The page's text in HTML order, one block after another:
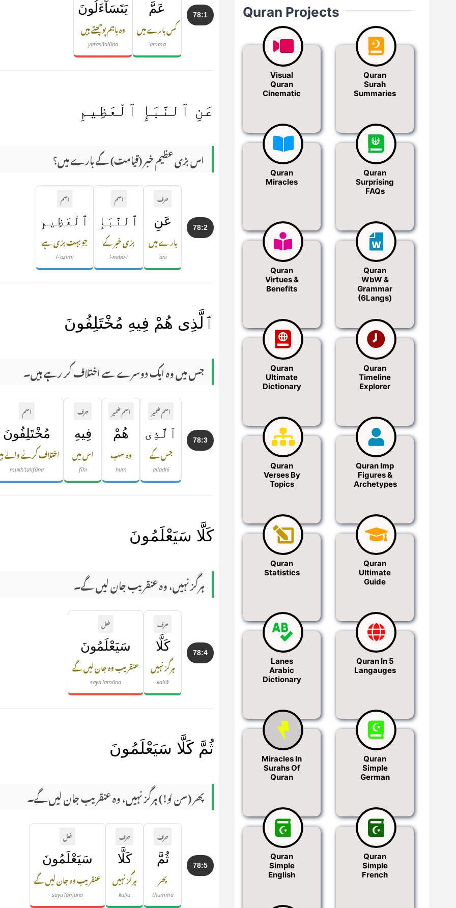
78:1 عَمَّ
کس بارے میں
ʿamma
يَتَسَآءَلُونَ
وہ باہم پوچھتے ہیں
yatasāalūna
عَنِ ٱلنَّبَإِ ٱلْعَظِيمِ
اس بڑی عظیم خبر (قیامت) کے بارے میں؟
78:2
حرف
عَنِ
بارے میں
ʿani
اسم
ٱلنَّبَإِ
بڑی خبر کے
l-naba-i
اسم
ٱلْعَظِيمِ
جو بہت بڑی ہے
l-ʿaẓīmi
ٱلَّذِى هُمْ فِيهِ مُخْتَلِفُونَ
جس میں وہ ایک دوسرے سے اختلاف کر رہے ہیں۔
78:3
اسم ضمیر
ٱلَّذِى
جس کے
alladhī
اسم ضمیر
هُمْ
وہ سب
hum
حرف
فِيهِ
اس میں
fīhi
اسم
مُخْتَلِفُونَ
اختلاف کرنے والے
mukh'talifūna
كَلَّا سَيَعْلَمُونَ
ہرگز نہیں، وہ عنقریب جان لیں گے۔
78:4
حرف
كَلَّا
ہرگز نہیں
kallā
فعل
سَيَعْلَمُونَ
عنقریب وہ جان لیں گے
sayaʿlamūna
ثُمَّ كَلَّا سَيَعْلَمُونَ
پھر (سن لو!) ہرگز نہیں، وہ عنقریب جان لیں گے۔
78:5
حرف
ثُمَّ
پھر
thumma
حرف
كَلَّا
ہرگز نہیں
kallā
فعل
سَيَعْلَمُونَ
عنقریب وہ جان لیں گے
sayaʿlamūna
Quran Projects
Visual
Quran
Cinematic
Quran
Surah
Summaries
Quran
Miracles
Quran
Surprising
FAQs
Quran
Virtues &
Benefits
Quran
WbW &
Grammar
(6Langs)
Quran
Ultimate
Dictionary
Quran
Timeline
Explorer
Quran
Verses By
Topics
Quran Imp
Figures &
Archetypes
Quran
Statistics
Quran
Ultimate
Guide
Lanes
Arabic
Dictionary
Quran In 5
Langauges
Miracles In
Surahs Of
Quran
Quran
Simple
German
Quran
Simple
English
Quran
Simple
French